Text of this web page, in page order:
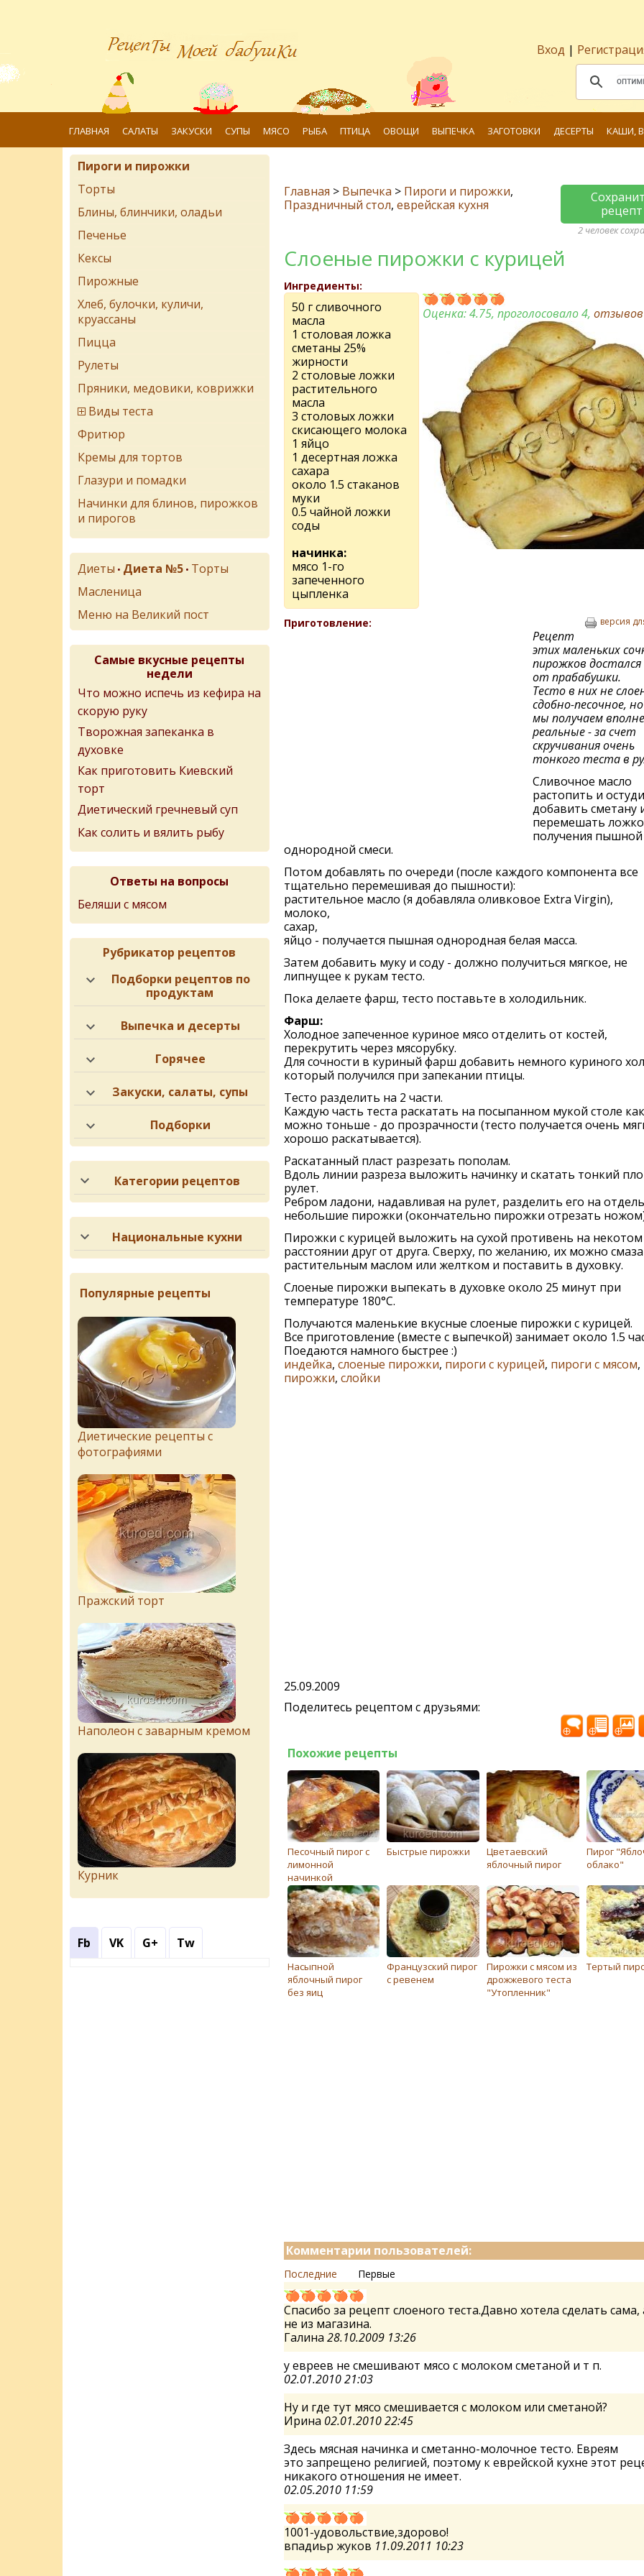
Вход |
ГЛАВНАЯ САЛАТЫ ЗАКУСКИ СУПЫ МЯСО РЫБА ПТИЦА ОВОЩИ ВЫПЕЧКА ЗАГОТОВКИ ДЕСЕРТЫ КАШИ,
Главная > Выпечка > Пироги и пирожки,
Праздничный стол, еврейская кухня
рецепт
2 человек
Слоеные пирожки с курицей
Ингредиенты:
50 г сливочного
масла
1 столовая ложка
сметаны 25%
жирности
2 столовые ложки
растительного
масла
3 столовых ложки
скисающего молока
1 яйцо
1 десертная ложка
сахара
около 1.5 стаканов
муки
0.5 чайной ложки
соды
начинка:
мясо 1-го
запеченного
цыпленка
Оценка:4.75, проголосовало 4,
Приготовление: версия
Рецепт
этих маленьких
пирожков
от прабабушки.
Тесто в них не
сдобно-песочное,
мы получаем вполне
реальные - за счет
скручивания очень
тонкого теста в
Сливочное масло
растопить и
добавить сметану
перемешать
получения пышной
однородной смеси.
Потом добавлять по очереди (после каждого компонента все
тщательно перемешивая до пышности):
растительное масло (я добавляла оливковое Extra Virgin),
молоко,
сахар,
яйцо - получается пышная однородная белая масса.
Затем добавить муку и соду - должно получиться мягкое, не
липнущее к рукам тесто.
Пока делаете фарш, тесто поставьте в холодильник.
Фарш:
Холодное запеченное куриное мясо отделить от костей,
перекрутить через мясорубку.
Для сочности в куриный фарш добавить немного куриного
который получился при запекании птицы.
Тесто разделить на 2 части.
Каждую часть теста раскатать на посыпанном мукой столе как
можно тоньше - до прозрачности (тесто получается очень
хорошо раскатывается).
Раскатанный пласт разрезать пополам.
Вдоль линии разреза выложить начинку и скатать тонкий
рулет.
Ребром ладони, надавливая на рулет, разделить его на
небольшие пирожки (окончательно пирожки отрезать
Пирожки с курицей выложить на сухой противень на некотом
расстоянии друг от друга. Сверху, по желанию, их можно
растительным маслом или желтком и поставить в духовку.
Слоеные пирожки выпекать в духовке около 25 минут при
температуре 180°C.
Получаются маленькие вкусные слоеные пирожки с курицей.
Все приготовление (вместе с выпечкой) занимает около 1.5
Поедаются намного быстрее :)
индейка, слоеные пирожки, пироги с курицей, пироги с мясом,
пирожки, слойки
25.09.2009
Поделитесь рецептом с друзьями:
Похожие рецепты
Песочный пирог с
лимонной
начинкой
Быстрые пирожки
Цветаевский
яблочный пирог
Пирог
облако"
Насыпной
яблочный пирог
без яиц
Французский пирог
с ревенем
Пирожки с мясом из
дрожжевого теста
"Утопленник"
Тертый
Комментарии пользователей:
Последние Первые
Спасибо за рецепт слоеного теста.Давно хотела сделать сама,
не из магазина.
Галина 28.10.2009 13:26
у евреев не смешивают мясо с молоком сметаной и т п.
02.01.2010 21:03
Ну и где тут мясо смешивается с молоком или сметаной?
Ирина 02.01.2010 22:45
Здесь мясная начинка и сметанно-молочное тесто. Евреям
это запрещено религией, поэтому к еврейской кухне этот
никакого отношения не имеет.
02.05.2010 11:59
1001-удовольствие,здорово!
впадиьр жуков 11.09.2011 10:23
Пироги и пирожки
Торты
Блины, блинчики, оладьи
Печенье
Кексы
Пирожные
Хлеб, булочки, куличи,
круассаны
Пицца
Рулеты
Пряники, медовики, коврижки
Виды теста
Фритюр
Кремы для тортов
Глазури и помадки
Начинки для блинов, пирожков
и пирогов
Диеты • Диета №5 • Торты
Масленица
Меню на Великий пост
Самые вкусные рецепты
недели
Что можно испечь из кефира на
скорую руку
Творожная запеканка в
духовке
Как приготовить Киевский
торт
Диетический гречневый суп
Как солить и вялить рыбу
Ответы на вопросы
Беляши с мясом
Рубрикатор рецептов
Подборки рецептов по
продуктам
Выпечка и десерты
Горячее
Закуски, салаты, супы
Подборки
Категории рецептов
Национальные кухни
Популярные рецепты
Диетические рецепты с
фотографиями
Пражский торт
Наполеон с заварным кремом
Курник
Fb VK G+ Tw